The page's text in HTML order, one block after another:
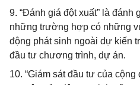
9. “Đánh giá đột xuất” là
những trường hợp có những
động phát sinh ngoài dự kiến
đầu tư chương trình, dự án.
10. “Giám sát đầu tư của cộng